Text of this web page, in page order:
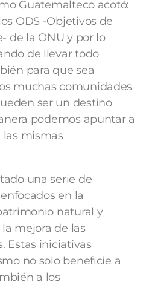
Guatemalteco acotó:
ODS -Objetivos de
de la ONU y por lo
de llevar todo
para que sea
muchas comunidades
ser un destino
podemos apuntar a
las mismas
una serie de
en la
natural y
mejora de las
Estas iniciativas
no solo beneficie a
a los